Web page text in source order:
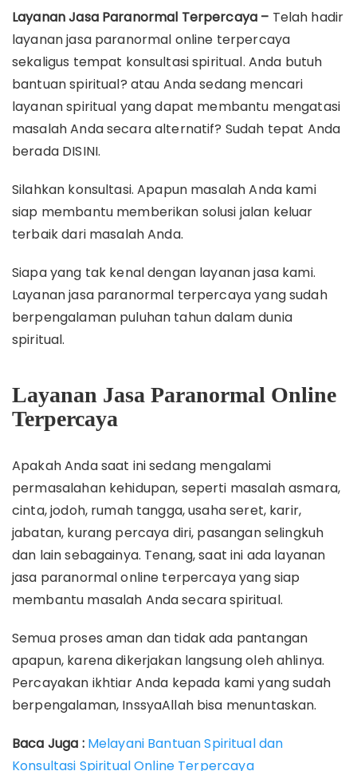
Layanan Jasa Paranormal Terpercaya – Telah hadir
layanan jasa paranormal online terpercaya
sekaligus tempat konsultasi spiritual. Anda butuh
bantuan spiritual? atau Anda sedang mencari
layanan spiritual yang dapat membantu mengatasi
masalah Anda secara alternatif? Sudah tepat Anda
berada DISINI.
Silahkan konsultasi. Apapun masalah Anda kami
siap membantu memberikan solusi jalan keluar
terbaik dari masalah Anda.
Siapa yang tak kenal dengan layanan jasa kami.
Layanan jasa paranormal terpercaya yang sudah
berpengalaman puluhan tahun dalam dunia
spiritual.
Layanan Jasa Paranormal Online
Terpercaya
Apakah Anda saat ini sedang mengalami
permasalahan kehidupan, seperti masalah asmara,
cinta, jodoh, rumah tangga, usaha seret, karir,
jabatan, kurang percaya diri, pasangan selingkuh
dan lain sebagainya. Tenang, saat ini ada layanan
jasa paranormal online terpercaya yang siap
membantu masalah Anda secara spiritual.
Semua proses aman dan tidak ada pantangan
apapun, karena dikerjakan langsung oleh ahlinya.
Percayakan ikhtiar Anda kepada kami yang sudah
berpengalaman, InssyaAllah bisa menuntaskan.
Baca Juga : Melayani Bantuan Spiritual dan
Konsultasi Spiritual Online Terpercaya